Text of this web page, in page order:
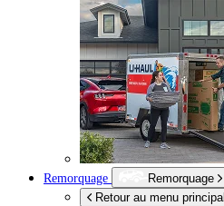
Remorquage
Remorquage
Retour au menu principal